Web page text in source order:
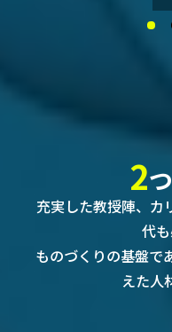
2
充実した教授陣、カ
代
ものづくりの基盤で
えた人